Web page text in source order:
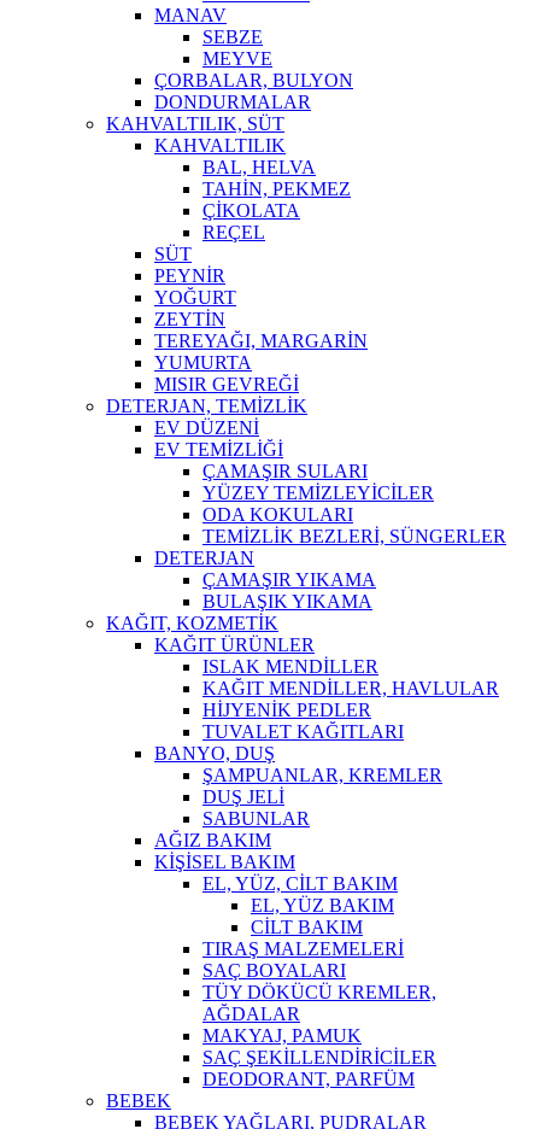
MANAV
SEBZE
MEYVE
ÇORBALAR, BULYON
DONDURMALAR
KAHVALTILIK, SÜT
KAHVALTILIK
BAL, HELVA
TAHİN, PEKMEZ
ÇİKOLATA
REÇEL
SÜT
PEYNİR
YOĞURT
ZEYTİN
TEREYAĞI, MARGARİN
YUMURTA
MISIR GEVREĞİ
DETERJAN, TEMİZLİK
EV DÜZENİ
EV TEMİZLİĞİ
ÇAMAŞIR SULARI
YÜZEY TEMİZLEYİCİLER
ODA KOKULARI
TEMİZLİK BEZLERİ, SÜNGERLER
DETERJAN
ÇAMAŞIR YIKAMA
BULAŞIK YIKAMA
KAĞIT, KOZMETİK
KAĞIT ÜRÜNLER
ISLAK MENDİLLER
KAĞIT MENDİLLER, HAVLULAR
HİJYENİK PEDLER
TUVALET KAĞITLARI
BANYO, DUŞ
ŞAMPUANLAR, KREMLER
DUŞ JELİ
SABUNLAR
AĞIZ BAKIM
KİŞİSEL BAKIM
EL, YÜZ, CİLT BAKIM
EL, YÜZ BAKIM
CİLT BAKIM
TIRAŞ MALZEMELERİ
SAÇ BOYALARI
TÜY DÖKÜCÜ KREMLER,
AĞDALAR
MAKYAJ, PAMUK
SAÇ ŞEKİLLENDİRİCİLER
DEODORANT, PARFÜM
BEBEK
BEBEK YAĞLARI, PUDRALAR